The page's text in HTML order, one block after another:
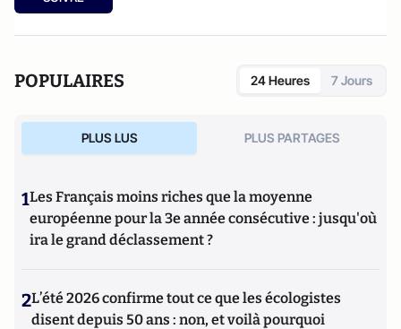
POPULAIRES 24 Heures 7 Jours
PLUS LUS PLUS PARTAGES
1Les Français moins riches que la moyenne
européenne pour la 3e année consécutive : jusqu'où
ira le grand déclassement ?
2L’été 2026 confirme tout ce que les écologistes
disent depuis 50 ans : non, et voilà pourquoi